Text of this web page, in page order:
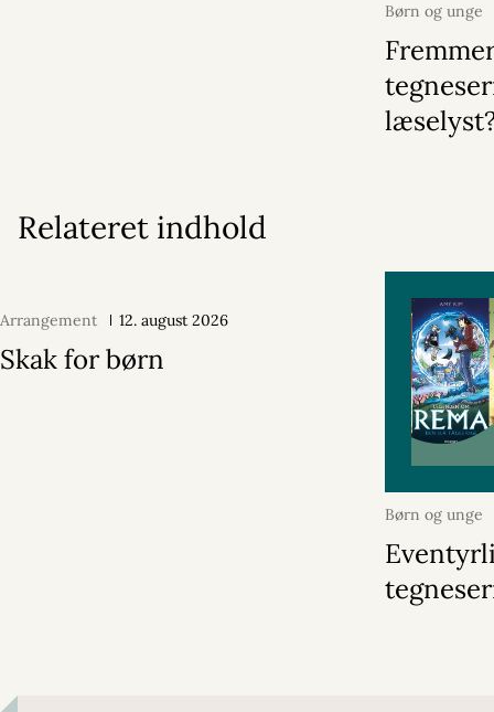
Børn og unge
Relateret indhold
Arrangement 12. august 2026
Skak for børn
Børn og unge
2026